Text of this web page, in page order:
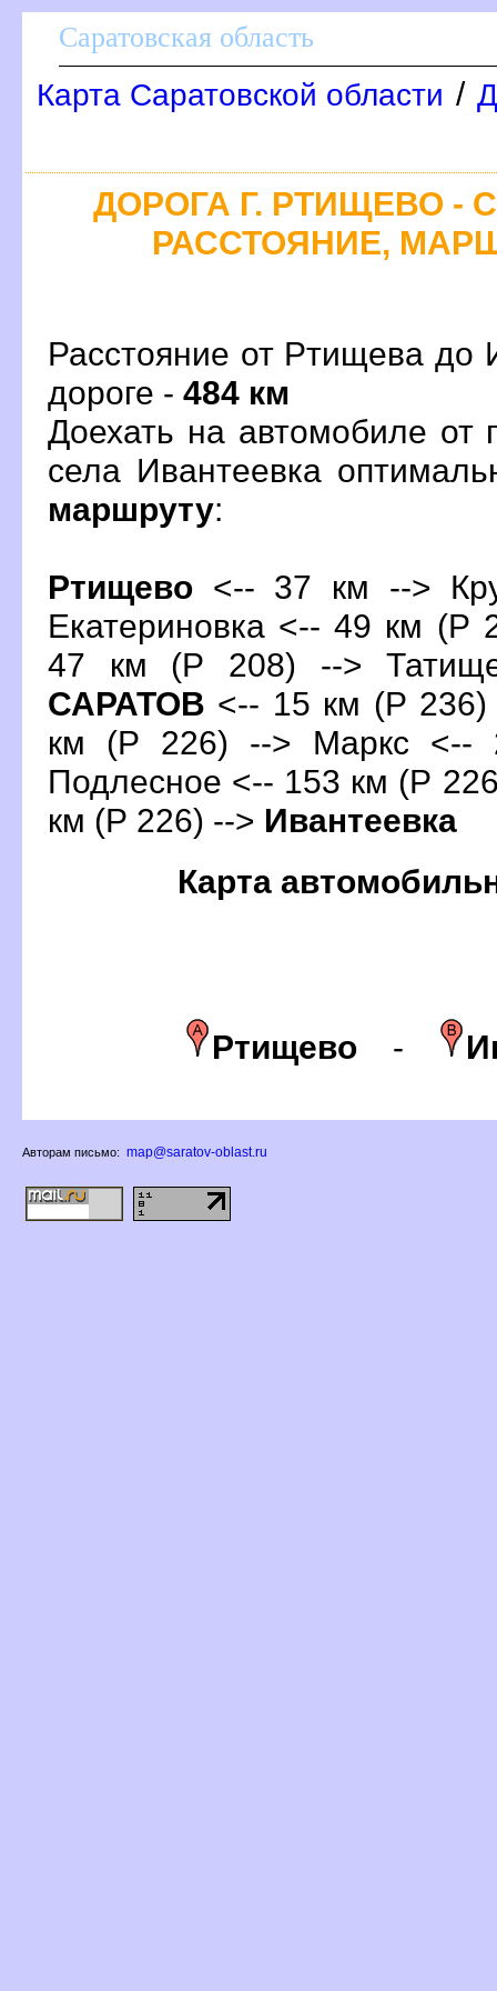
Саратовская область
Карта Саратовской области /
ДОРОГА Г. РТИЩЕВО -
РАССТОЯНИЕ,
Расстояние от Ртищева до
дороге - 484 км
Доехать на автомобиле от
села Ивантеевка
маршруту:
Ртищево <-- 37 км -->
Екатериновка <-- 49 км (Р
47 км (Р 208) -->
САРАТО <-- 15 км (Р
км (Р 226) --> Маркс <--
Подлесное <-- 153 км (Р
км (Р 226) --> Ивантеевка
Карта
Ртищево -
Авторам письмо: map@saratov-oblast.ru